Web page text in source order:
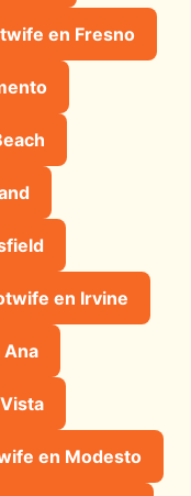
en Fresno
en Irvine
en Modesto